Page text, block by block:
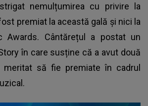
nemulțumirea cu privire la
premiat la această gală și nici la
Awards. Cântărețul a postat un
în care susține că a avut două
să fie premiate în cadrul